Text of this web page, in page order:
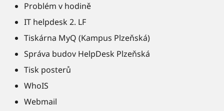
Problém v hodině
IT helpdesk 2. LF
Tiskárna MyQ (Kampus Plzeňská)
Správa budov HelpDesk Plzeňská
Tisk posterů
WhoIS
Webmail